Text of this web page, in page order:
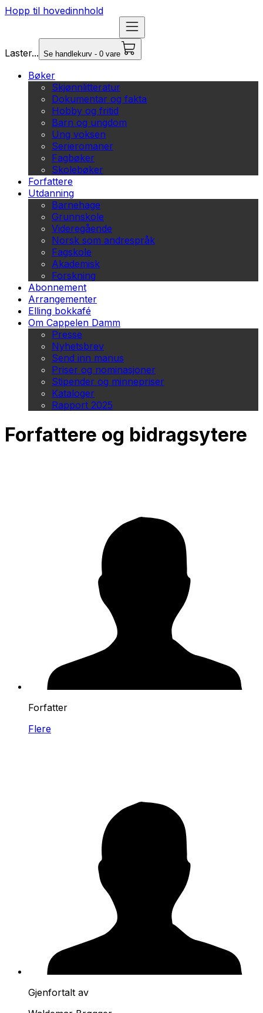
Hopp til hovedinnhold
Laster... Se handlekurv - 0 vare
Bøker
Skjønnlitteratur
Dokumentar og fakta
Hobby og fritid
Barn og ungdom
Ung voksen
Serieromaner
Fagbøker
Skolebøker
Forfattere
Utdanning
Barnehage
Grunnskole
Videregående
Norsk som andrespråk
Fagskole
Akademisk
Forskning
Abonnement
Arrangementer
Elling bokkafé
Om Cappelen Damm
Presse
Nyhetsbrev
Send inn manus
Priser og nominasjoner
Stipender og minnepriser
Kataloger
Rapport 2025
Forfattere og bidragsytere
Forfatter
Flere
Gjenfortalt av